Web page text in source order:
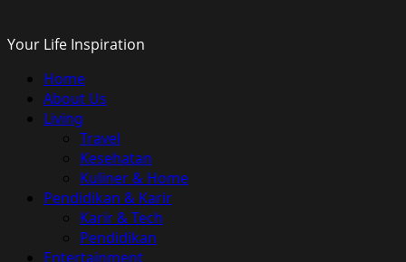
Your Life Inspiration
Primary
Menu
Home
About Us
Living
Travel
Kesehatan
Kuliner & Home
Pendidikan & Karir
Karir & Tech
Pendidikan
Entertainment